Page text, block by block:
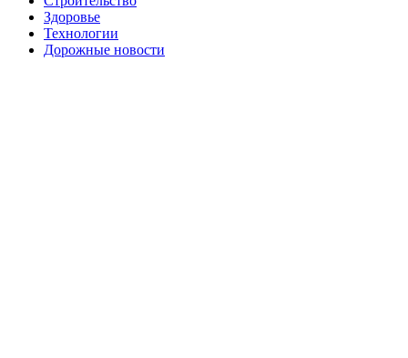
Здоровье
Технологии
Дорожные новости